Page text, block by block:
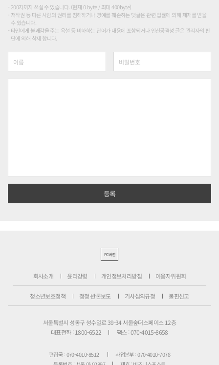
200자까지 쓰실 수 있습니다. (현재 0 byte / 최대 400byte)
저작권 등 다른 사람의 권리를 침해하거나 명예를 훼손하는 댓글은 관련 법률에 의해 제재를 받을
수 있습니다.
타인에게 불쾌감을 주는 욕설 등 비하하는 단어가 내용에 포함되거나 인신공격성 글은 관리자의 판
단에 의해 삭제 합니다.
PC버전
회사소개 윤리강령 개인정보처리방침 이용자위원회
청소년보호정책 정정·반론보도 기사심의규정 불편신고
서울특별시 성동구 성수일로 39-34 서울숲더스페이스 12층
대표전화 : 1800-6522
팩스 : 070-4015-8658
편집국 : 070-4010-8512
사업본부 : 070-4010-7078